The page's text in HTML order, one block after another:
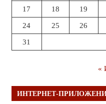
17 18 19
24 25 26
31
«
ИНТЕРНЕТ-